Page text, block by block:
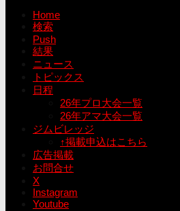
Home
検索
Push
結果
ニュース
トピックス
日程
26年プロ大会一覧
26年アマ大会一覧
ジムビレッジ
↑掲載申込はこちら
広告掲載
お問合せ
X
Instagram
Youtube